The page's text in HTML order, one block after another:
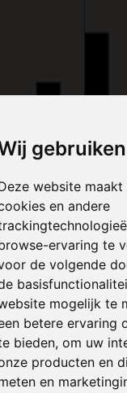
website
en andere
ervaring te
de volgende
mogelijk te
betere ervaring
bieden, om uw
producten en
en